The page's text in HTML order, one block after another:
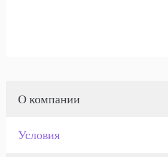
О компании
Условия